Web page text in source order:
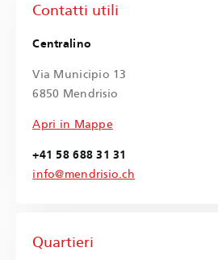
Contatti utili
Centralino
Via Municipio 13
6850 Mendrisio
Apri in Mappe
+41 58 688 31 31
info@mendrisio.ch
Quartieri